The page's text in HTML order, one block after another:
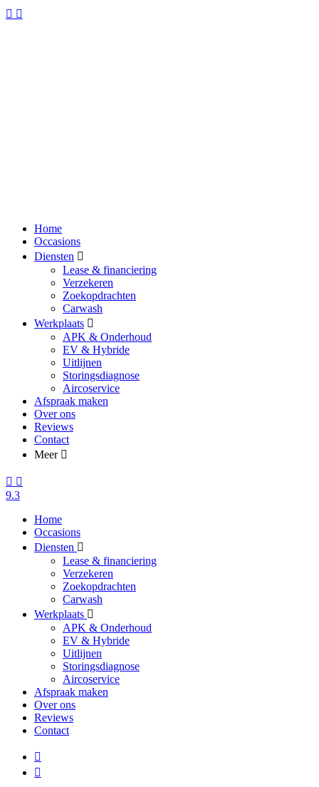
Home
Occasions
Diensten
Lease & financiering
Verzekeren
Zoekopdrachten
Carwash
Werkplaats
APK & Onderhoud
EV & Hybride
Uitlijnen
Storingsdiagnose
Aircoservice
Afspraak maken
Over ons
Reviews
Contact
Meer
9.3
Home
Occasions
Diensten
Lease & financiering
Verzekeren
Zoekopdrachten
Carwash
Werkplaats
APK & Onderhoud
EV & Hybride
Uitlijnen
Storingsdiagnose
Aircoservice
Afspraak maken
Over ons
Reviews
Contact